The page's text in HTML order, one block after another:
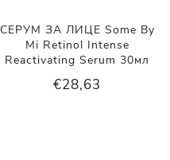
СЕРУМ ЗА ЛИЦЕ Some By
Mi Retinol Intense
Reactivating Serum 30мл
€28,63